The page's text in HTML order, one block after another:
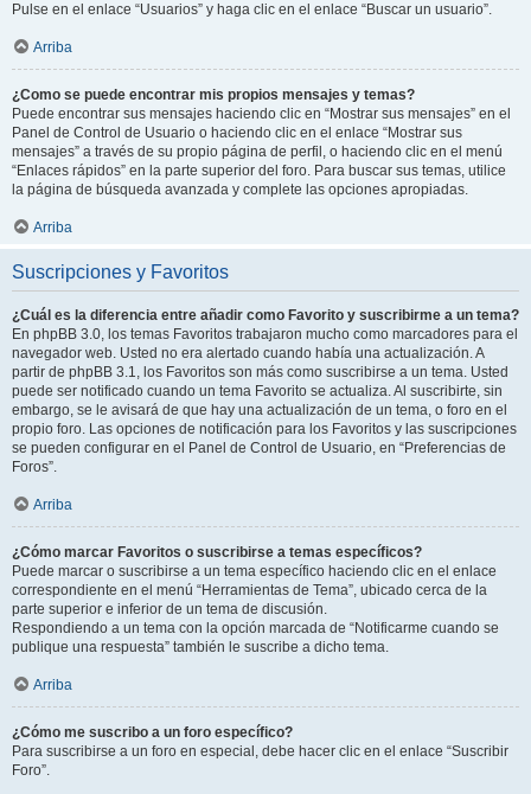
Pulse en el enlace “Usuarios” y haga clic en el enlace “Buscar un usuario”.
Arriba
¿Como se puede encontrar mis propios mensajes y temas?
Puede encontrar sus mensajes haciendo clic en “Mostrar sus mensajes” en el
Panel de Control de Usuario o haciendo clic en el enlace “Mostrar sus
mensajes” a través de su propio página de perfil, o haciendo clic en el menú
“Enlaces rápidos” en la parte superior del foro. Para buscar sus temas, utilice
la página de búsqueda avanzada y complete las opciones apropiadas.
Arriba
Suscripciones y Favoritos
¿Cuál es la diferencia entre añadir como Favorito y suscribirme a un tema?
En phpBB 3.0, los temas Favoritos trabajaron mucho como marcadores para el
navegador web. Usted no era alertado cuando había una actualización. A
partir de phpBB 3.1, los Favoritos son más como suscribirse a un tema. Usted
puede ser notificado cuando un tema Favorito se actualiza. Al suscribirte, sin
embargo, se le avisará de que hay una actualización de un tema, o foro en el
propio foro. Las opciones de notificación para los Favoritos y las suscripciones
se pueden configurar en el Panel de Control de Usuario, en “Preferencias de
Foros”.
Arriba
¿Cómo marcar Favoritos o suscribirse a temas específicos?
Puede marcar o suscribirse a un tema específico haciendo clic en el enlace
correspondiente en el menú “Herramientas de Tema”, ubicado cerca de la
parte superior e inferior de un tema de discusión.
Respondiendo a un tema con la opción marcada de “Notificarme cuando se
publique una respuesta” también le suscribe a dicho tema.
Arriba
¿Cómo me suscribo a un foro específico?
Para suscribirse a un foro en especial, debe hacer clic en el enlace “Suscribir
Foro”.